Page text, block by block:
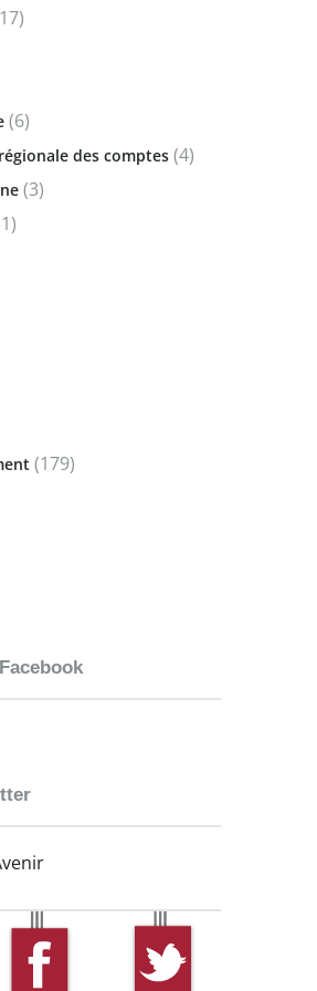
(6)
des comptes (4)
(3)
(179)